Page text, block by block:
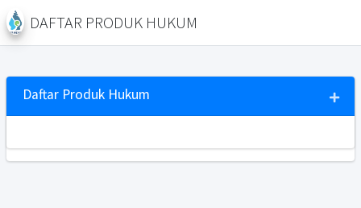
DAFTAR PRODUK HUKUM
Daftar Produk Hukum